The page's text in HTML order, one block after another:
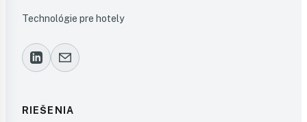
Technológie pre hotely
RIEŠENIA